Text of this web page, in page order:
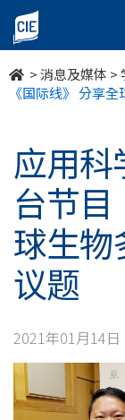
应
用
科
学
部
讲
师
出
席
商
>消息及媒体 >
《国际线》 分享
应用科
台节目
球生物
议题
2021年01月14日